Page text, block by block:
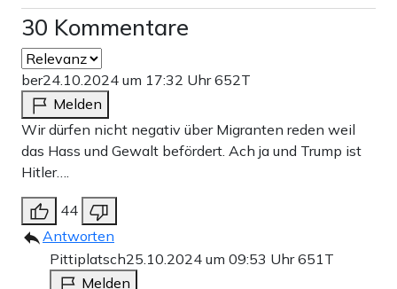
30 Kommentare
ber24.10.2024 um 17:32 Uhr652T
Melden
Wir dürfen nicht negativ über Migranten reden weil
das Hass und Gewalt befördert. Ach ja und Trump ist
Hitler….
44
Antworten
Pittiplatsch25.10.2024 um 09:53 Uhr651T
Melden